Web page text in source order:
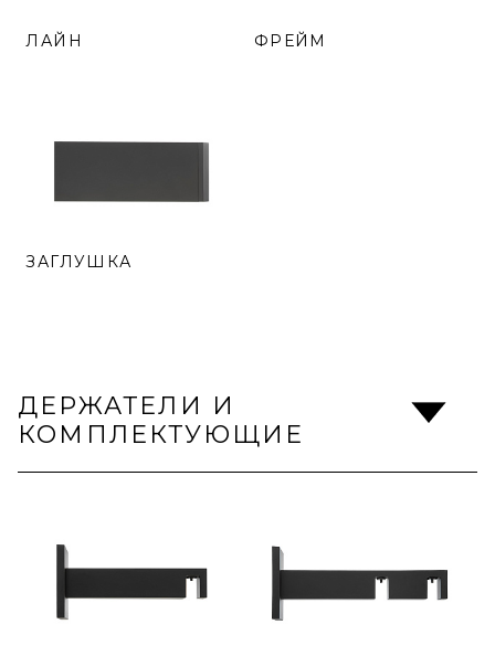
ЛАЙН ФРЕЙМ
ЗАГЛУШКА
ДЕРЖАТЕЛИ И
КОМПЛЕКТУЮЩИЕ